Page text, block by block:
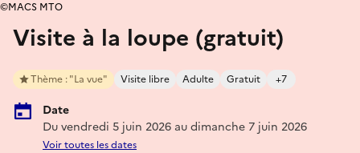
Visite à la loupe (gratuit)
Thème : "La vue" Visite libre Adulte Gratuit +7
Date
Du vendredi 5 juin 2026 au dimanche 7 juin 2026
Voir toutes les dates
©MACS MTO